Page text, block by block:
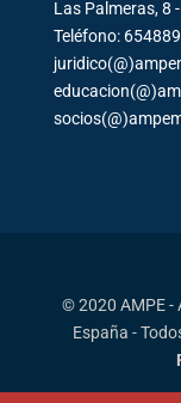
Las Palmeras, 8
Teléfono:
© 2020 AMPE -
España -